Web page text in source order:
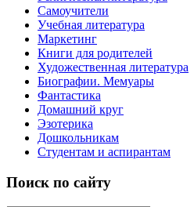
Самоучители
Учебная литература
Маркетинг
Книги для родителей
Художественная литература
Биографии. Мемуары
Фантастика
Домашний круг
Эзотерика
Дошкольникам
Студентам и аспирантам
Поиск по сайту